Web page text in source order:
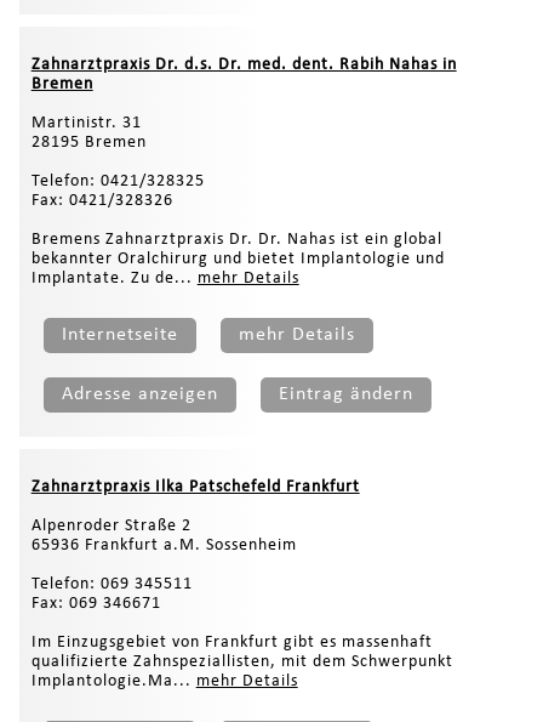
Zahnarztpraxis Dr. d.s. Dr. med. dent. Rabih Nahas in
Bremen
Martinistr. 31
28195 Bremen
Telefon: 0421/328325
Fax: 0421/328326
Bremens Zahnarztpraxis Dr. Dr. Nahas ist ein global
bekannter Oralchirurg und bietet Implantologie und
Implantate. Zu de... mehr Details
Internetseite mehr Details
Adresse anzeigen Eintrag ändern
Zahnarztpraxis Ilka Patschefeld Frankfurt
Alpenroder Straße 2
65936 Frankfurt a.M. Sossenheim
Telefon: 069 345511
Fax: 069 346671
Im Einzugsgebiet von Frankfurt gibt es massenhaft
qualifizierte Zahnspeziallisten, mit dem Schwerpunkt
Implantologie.Ma... mehr Details